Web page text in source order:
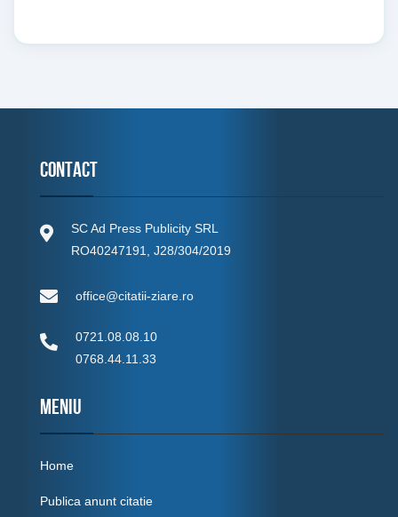
Contact
SC Ad Press Publicity SRL
RO40247191, J28/304/2019
office@citatii-ziare.ro
0721.08.08.10
0768.44.11.33
MENIU
Home
Publica anunt citatie